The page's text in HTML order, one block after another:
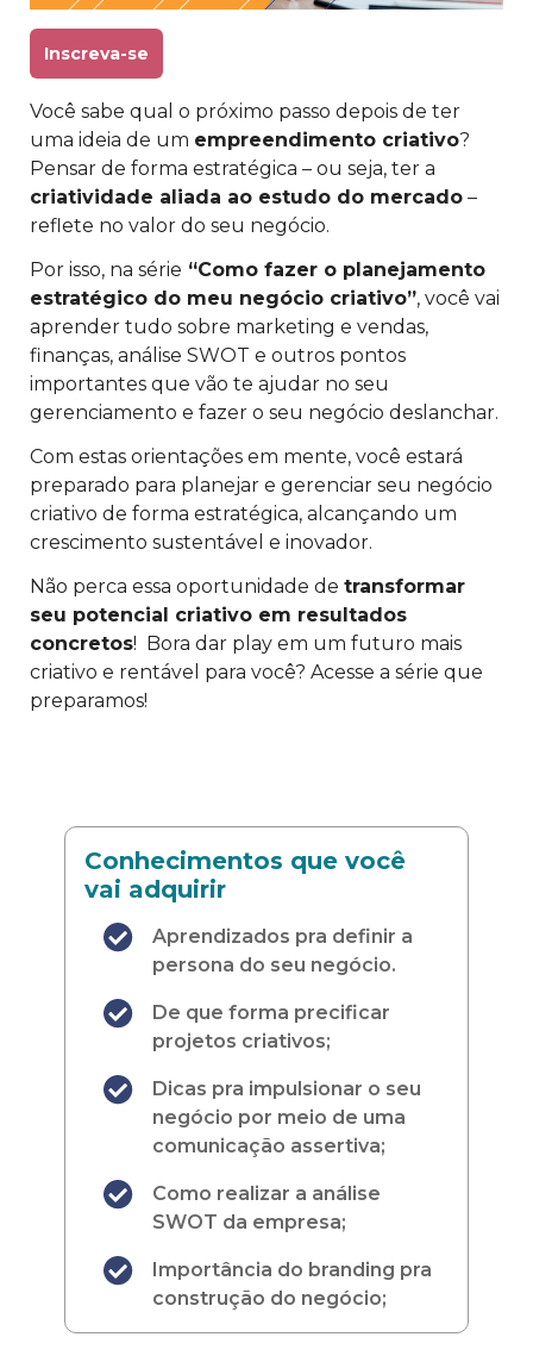
Inscreva-se
Você sabe qual o próximo passo depois de ter
uma ideia de um empreendimento criativo? ​
Pensar de forma estratégica – ou seja, ter a
criatividade aliada ao estudo do mercado –
reflete no valor do seu negócio. ​
​Por isso, na série “Como fazer o planejamento
estratégico do meu negócio criativo”, você vai
aprender tudo sobre marketing e vendas,
finanças, análise SWOT e outros pontos
importantes que vão te ajudar no seu
gerenciamento e fazer o seu negócio deslanchar. ​
Com estas orientações em mente, você estará
preparado para planejar e gerenciar seu negócio
criativo de forma estratégica, alcançando um
crescimento sustentável e inovador.
​Não perca essa oportunidade de transformar
seu potencial criativo em resultados
concretos! Bora dar play em um futuro mais
criativo e rentável para você?​ Acesse a série que
preparamos!
Conhecimentos que você
vai adquirir
Aprendizados pra definir a
persona do seu negócio.​
De que forma precificar
projetos criativos;
Dicas pra impulsionar o seu
negócio por meio de uma
comunicação assertiva;​
Como realizar a análise
SWOT da empresa;​
Importância do branding pra
construção do negócio;​